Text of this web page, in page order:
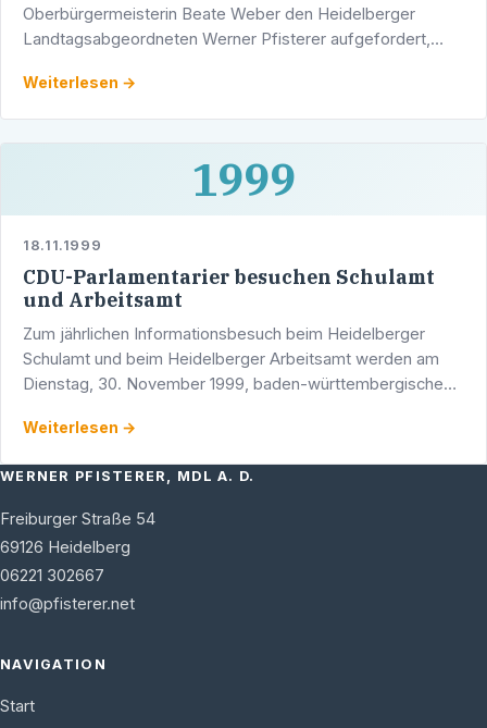
Oberbürgermeisterin Beate Weber den Heidelberger
Landtagsabgeordneten Werner Pfisterer aufgefordert,
machen, damit …
Weiterlesen →
1999
18.11.1999
CDU-Parlamentarier besuchen Schulamt
und Arbeitsamt
Zum jährlichen Informationsbesuch beim Heidelberger
Schulamt und beim Heidelberger Arbeitsamt werden am
Dienstag, 30. November 1999, baden-württembergische
Weiterlesen →
WERNER PFISTERER, MDL A. D.
Freiburger Straße 54
69126 Heidelberg
06221 302667
info@pfisterer.net
NAVIGATION
Start